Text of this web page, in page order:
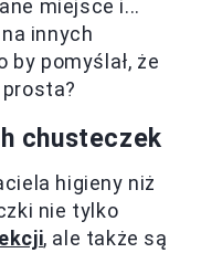
miejsce i...
innych
pomyślał, że
chusteczek
higieny niż
nie tylko
, ale także są